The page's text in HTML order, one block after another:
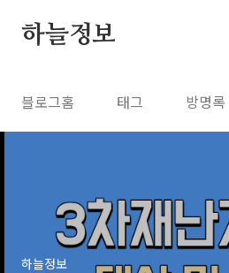
하늘정보
블로그홈 태그 방명록
하늘정보